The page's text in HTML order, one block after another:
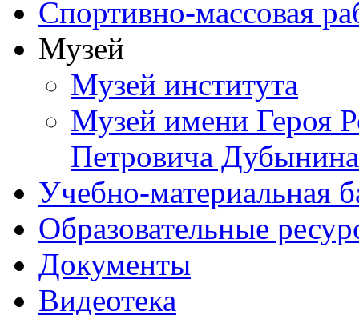
Спортивно-массовая
Музей
Музей института
Музей имени Героя
Петровича Дубынина
Учебно-материальная
Образовательные
Документы
Видеотека